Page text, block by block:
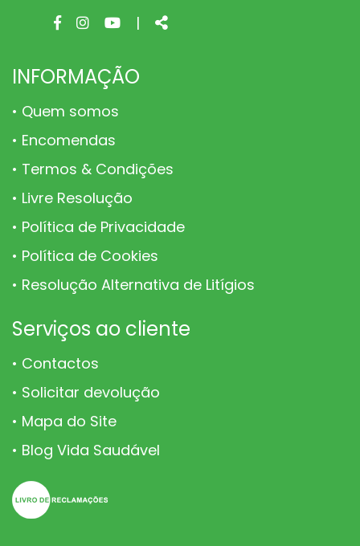
Facebook
Instagram
Youtube
| Share
INFORMAÇÃO
Quem somos
Encomendas
Termos & Condições
Livre Resolução
Política de Privacidade
Política de Cookies
Resolução Alternativa de Litígios
Serviços ao cliente
Contactos
Solicitar devolução
Mapa do Site
Blog Vida Saudável